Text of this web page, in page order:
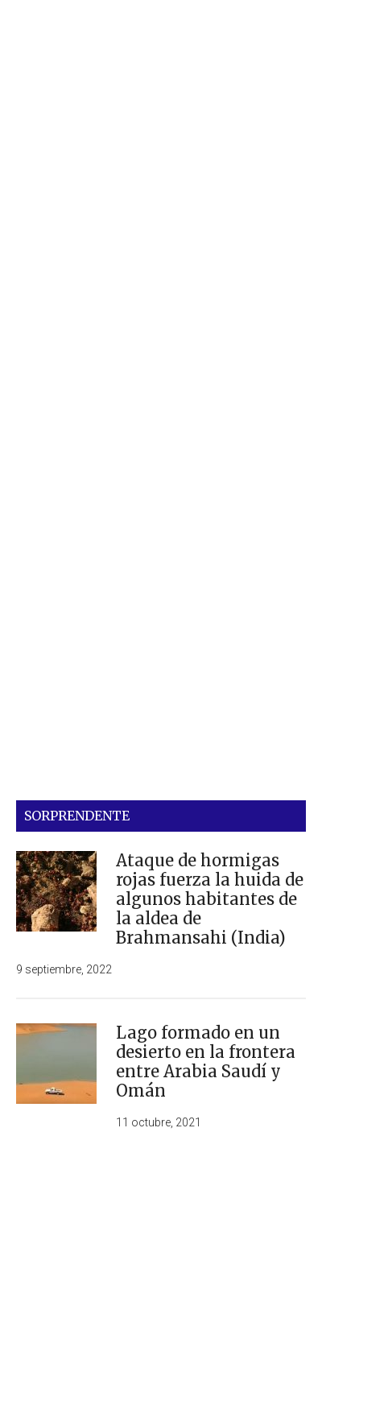
SORPRENDENTE
Ataque de hormigas
rojas fuerza la huida de
algunos habitantes de
la aldea de
Brahmansahi (India)
9 septiembre, 2022
Lago formado en un
desierto en la frontera
entre Arabia Saudí y
Omán
11 octubre, 2021